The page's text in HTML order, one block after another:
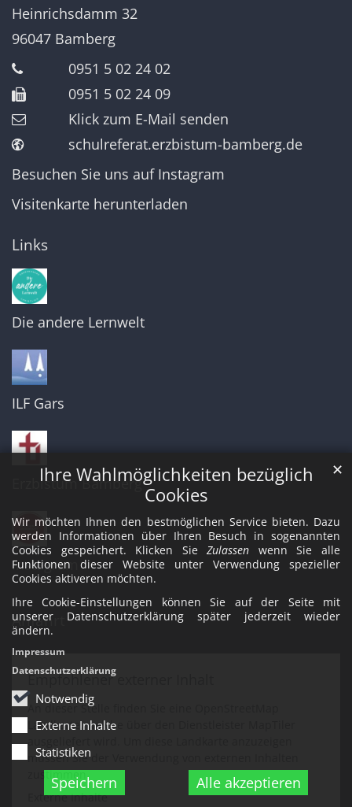
Ihre Wahlmöglichkeiten bezüglich
Cookies
Wir möchten Ihnen den bestmöglichen Service bieten. Dazu
werden Informationen über Ihren Besuch in sogenannten
Cookies gespeichert. Klicken SieZulassen wenn Sie alle
Funktionen dieser Website unter Verwendung spezieller
Cookies aktiveren möchten.
Ihre Cookie-Einstellungen können Sie auf der Seite mit
unserer Datenschutzerklärung später jederzeit wieder
ändern.
Notwendig
Externe Inhalte
Statistiken
Speichern Alle akzeptieren
✕
Impressum
Datenschutzerklärung
Heinrichsdamm 32
96047 Bamberg
0951 5 02 24 02
0951 5 02 24 09
Klick zum E-Mail senden
schulreferat.erzbistum-bamberg.de
Besuchen Sie uns auf Instagram
Visitenkarte herunterladen
Links
Die andere Lernwelt
ILF Gars
Erzbistum Bamberg
Instagram
Anfahrt
Empfohlener externer Inhalt
An dieser Stelle finden Sie eine OpenStreetMap
Landkarte, welche über den Dienstleister MapTiler
müssen Sie der Verwendung von externen Inhalten
zustimmen.
Externe Inhalte